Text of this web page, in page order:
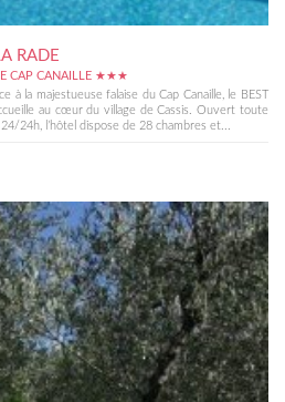
RADE
CAP CANAILLE ★★★
à la majestueuse falaise du Cap Canaille, le BEST
au cœur du village de Cassis. Ouvert toute
24h, l’hôtel dispose de 28 chambres et...